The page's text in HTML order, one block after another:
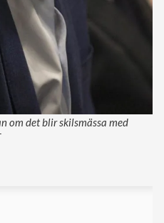
om det blir skilsmässa med